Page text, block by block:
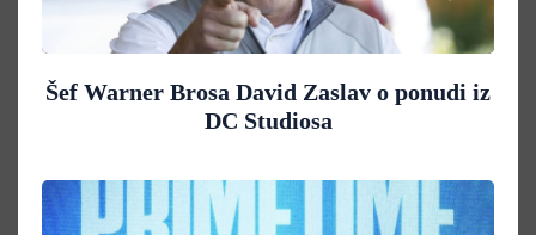
Šef Warner Brosa David Zaslav o ponudi iz
DC Studiosa